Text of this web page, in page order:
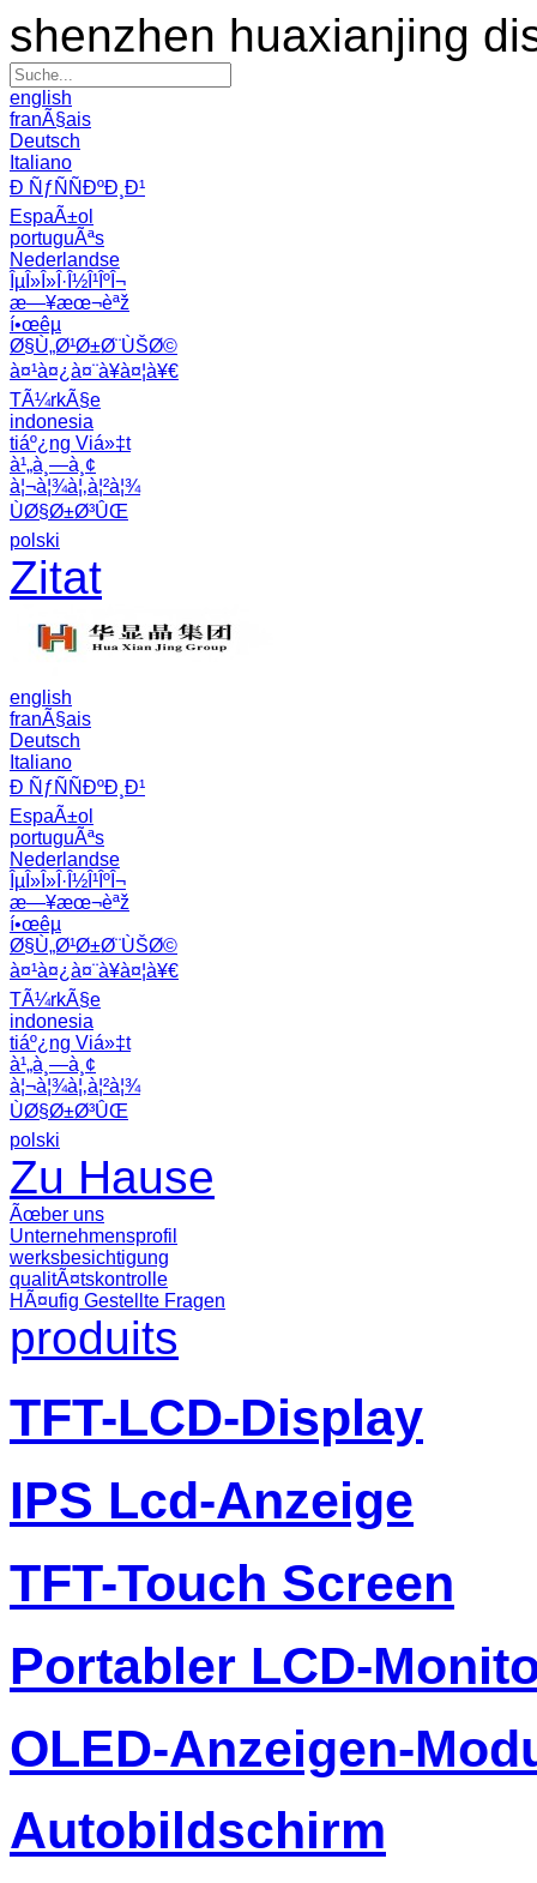
shenzhen huaxianjing
english
franÃ§ais
Deutsch
Italiano
Ð ÑƒÑÑÐºÐ¸Ð¹
EspaÃ±ol
portuguÃªs
Nederlandse
ÎµÎ»Î»Î·Î½Î¹ÎºÎ¬
æ—¥æœ¬èªž
í•œêµ­
Ø§Ù„Ø¹Ø±Ø¨ÙŠØ©
à¤¹à¤¿à¤¨à¥à¤¦à¥€
TÃ¼rkÃ§e
indonesia
tiáº¿ng Viá»‡t
à¹„à¸—à¸¢
à¦¬à¦¾à¦‚à¦²à¦¾
ÙØ§Ø±Ø³ÛŒ
polski
Zitat
english
franÃ§ais
Deutsch
Italiano
Ð ÑƒÑÑÐºÐ¸Ð¹
EspaÃ±ol
portuguÃªs
Nederlandse
ÎµÎ»Î»Î·Î½Î¹ÎºÎ¬
æ—¥æœ¬èªž
í•œêµ­
Ø§Ù„Ø¹Ø±Ø¨ÙŠØ©
à¤¹à¤¿à¤¨à¥à¤¦à¥€
TÃ¼rkÃ§e
indonesia
tiáº¿ng Viá»‡t
à¹„à¸—à¸¢
à¦¬à¦¾à¦‚à¦²à¦¾
ÙØ§Ø±Ø³ÛŒ
polski
Zu Hause
Ãœber uns
Unternehmensprofil
werksbesichtigung
qualitÃ¤tskontrolle
HÃ¤ufig Gestellte Fragen
produits
TFT-LCD-Display
IPS Lcd-Anzeige
TFT-Touch Screen
Portabler LCD-
OLED-Anzeigen-
Autobildschirm